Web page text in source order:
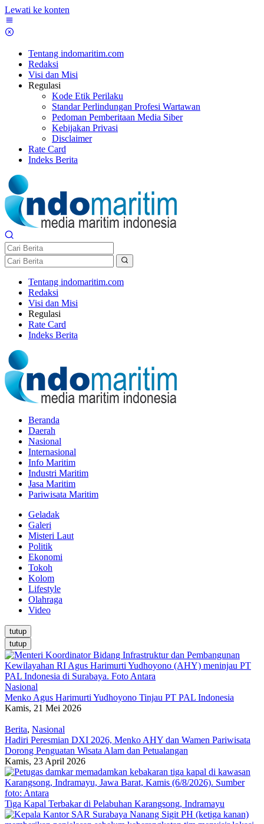
Lewati ke konten
Tentang indomaritim.com
Redaksi
Visi dan Misi
Regulasi
Kode Etik Perilaku
Standar Perlindungan Profesi Wartawan
Pedoman Pemberitaan Media Siber
Kebijakan Privasi
Disclaimer
Rate Card
Indeks Berita
Tentang indomaritim.com
Redaksi
Visi dan Misi
Regulasi
Rate Card
Indeks Berita
Beranda
Daerah
Nasional
Internasional
Info Maritim
Industri Maritim
Jasa Maritim
Pariwisata Maritim
Geladak
Galeri
Misteri Laut
Politik
Ekonomi
Tokoh
Kolom
Lifestyle
Olahraga
Video
tutup
tutup
Nasional
Menko Agus Harimurti Yudhoyono Tinjau PT PAL Indonesia
Kamis, 21 Mei 2026
Berita, Nasional
Hadiri Peresmian DXI 2026, Menko AHY dan Wamen Pariwisata
Dorong Penguatan Wisata Alam dan Petualangan
Kamis, 23 April 2026
Tiga Kapal Terbakar di Pelabuhan Karangsong, Indramayu